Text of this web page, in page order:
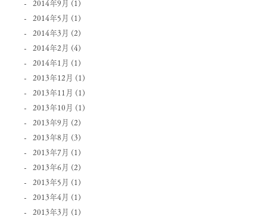
2014年9月 (1)
2014年5月 (1)
2014年3月 (2)
2014年2月 (4)
2014年1月 (1)
2013年12月 (1)
2013年11月 (1)
2013年10月 (1)
2013年9月 (2)
2013年8月 (3)
2013年7月 (1)
2013年6月 (2)
2013年5月 (1)
2013年4月 (1)
2013年3月 (1)